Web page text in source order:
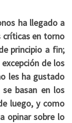
ha llegado a
críticas en torno
principio a fin;
de los
les ha gustado
basan en los
luego, y como
opinar sobre lo